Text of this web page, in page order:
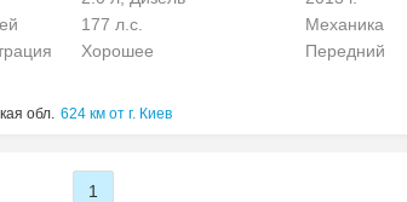
177 л.с.
Механика
Хорошее Передний
обл. 624 км от г. Киев
1